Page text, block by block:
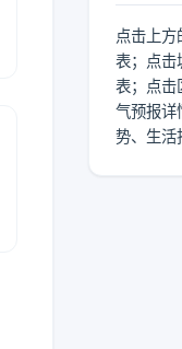
点击上方
表；点击
表；点击
气预报详
势、生活